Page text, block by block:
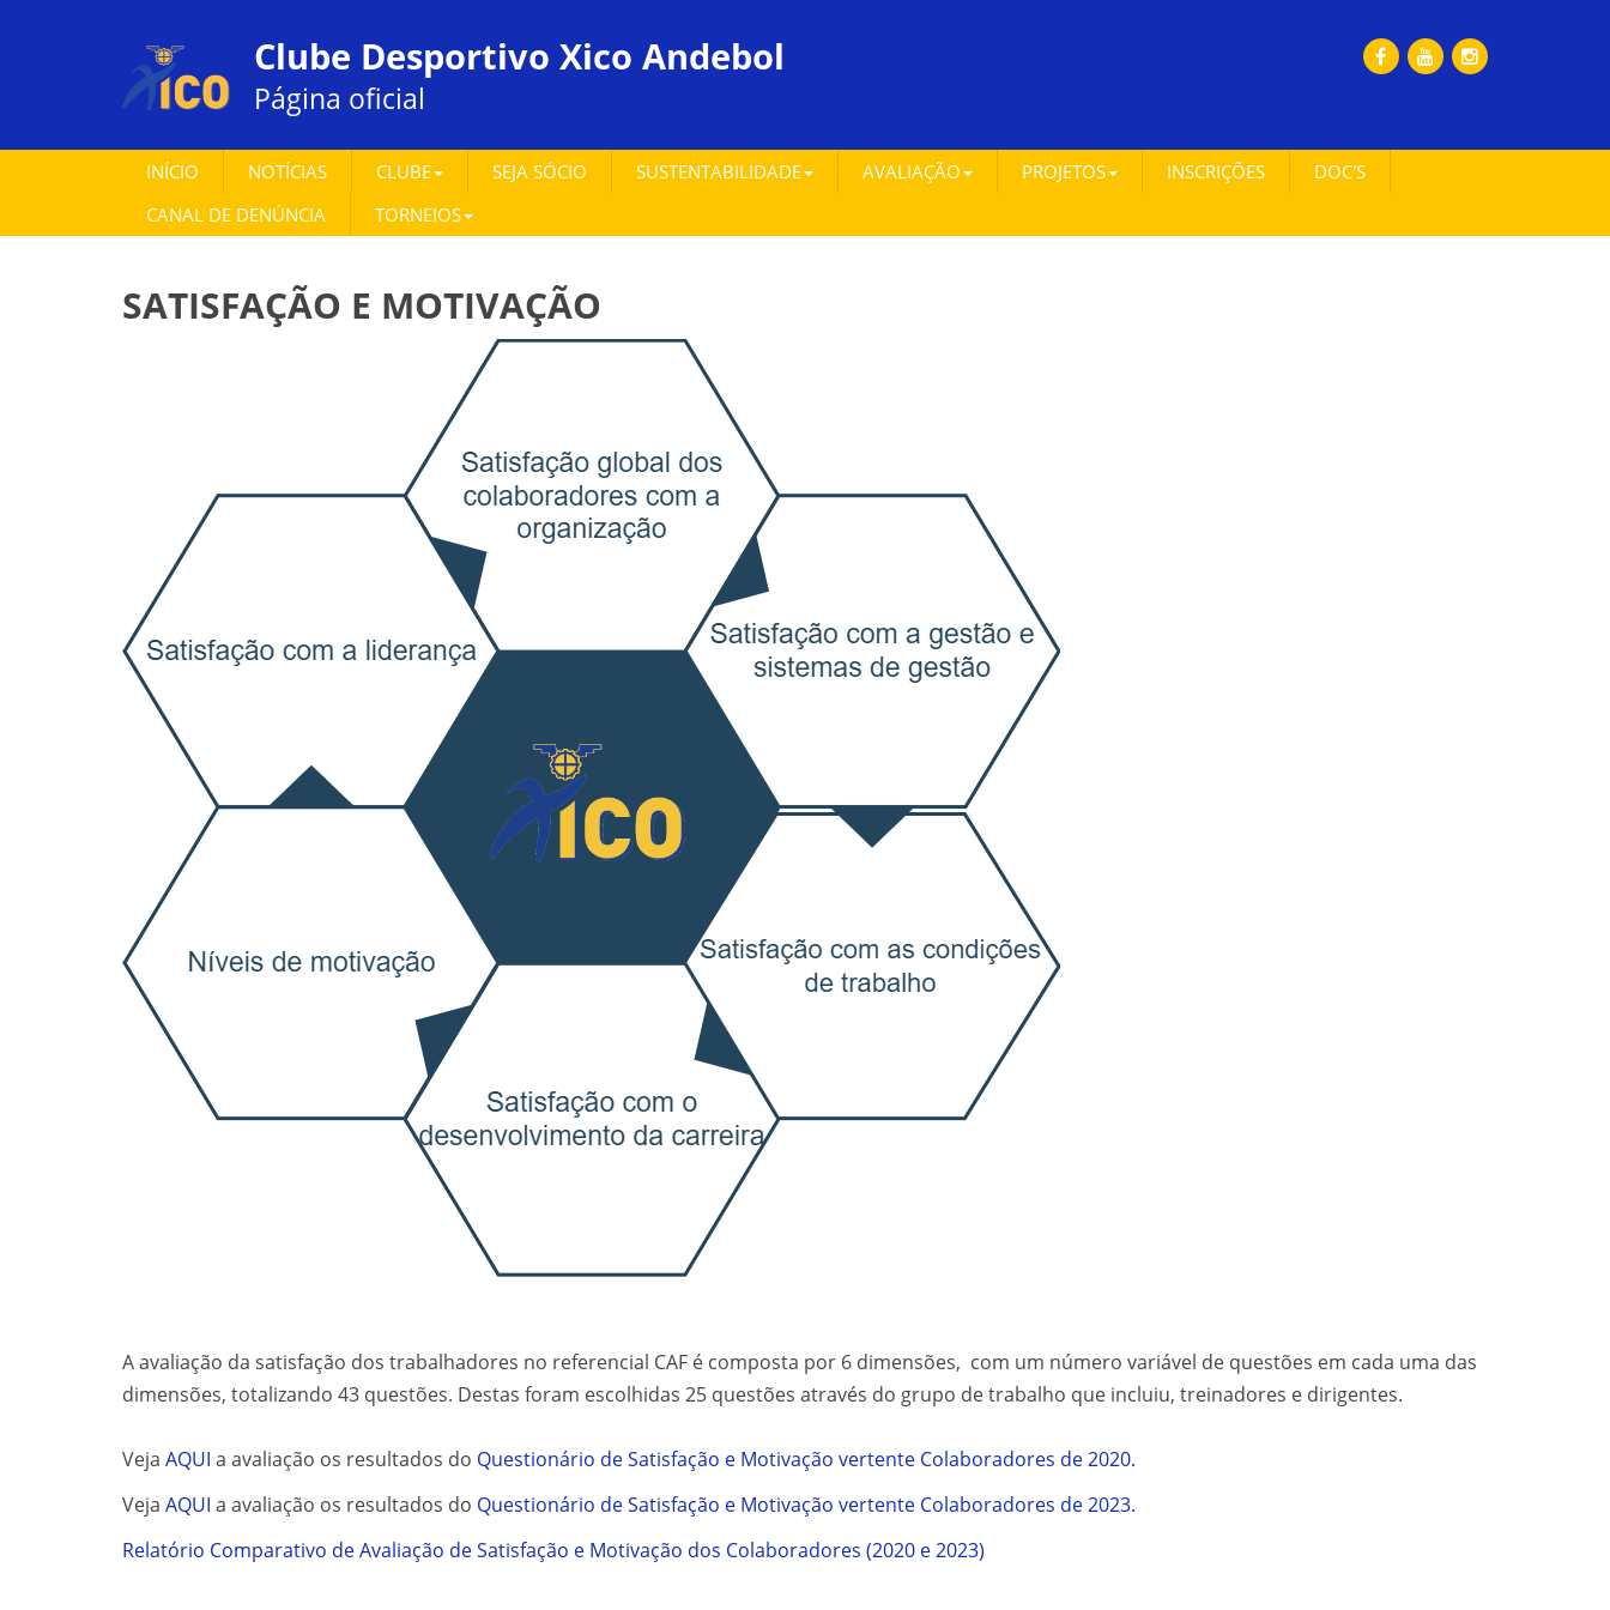
Clube Desportivo Xico Andebol
Página oficial
INÍCIO NOTÍCIAS CLUBE SEJA SÓCIO SUSTENTABILIDADE AVALIAÇÃO PROJETOS INSCRIÇÕES
DOC'S
CANAL DE DENÚNCIA
TORNEIOS
SATISFAÇÃO E MOTIVAÇÃO
A avaliação da satisfação dos trabalhadores no referencial CAF é composta por 6 dimensões, com um número variável de questões em cada uma das
dimensões, totalizando 43 questões. Destas foram escolhidas 25 questões através do grupo de trabalho que incluiu, treinadores e dirigentes.
Veja AQUI a avaliação os resultados do Questionário de Satisfação e Motivação vertente Colaboradores de 2020.
Veja AQUI a avaliação os resultados do Questionário de Satisfação e Motivação vertente Colaboradores de 2023.
Relatório Comparativo de Avaliação de Satisfação e Motivação dos Colaboradores (2020 e 2023)